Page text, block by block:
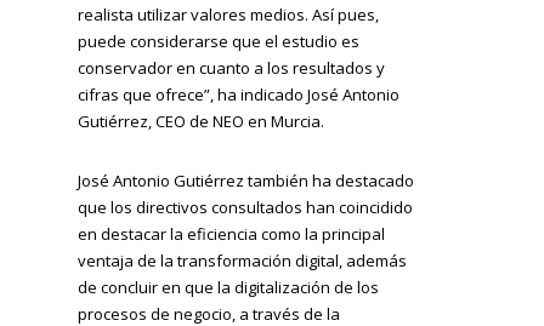
realista utilizar valores medios. Así pues,
puede considerarse que el estudio es
conservador en cuanto a los resultados y
cifras que ofrece”, ha indicado José Antonio
Gutiérrez, CEO de NEO en Murcia.
José Antonio Gutiérrez también ha destacado
que los directivos consultados han coincidido
en destacar la eficiencia como la principal
ventaja de la transformación digital, además
de concluir en que la digitalización de los
procesos de negocio, a través de la